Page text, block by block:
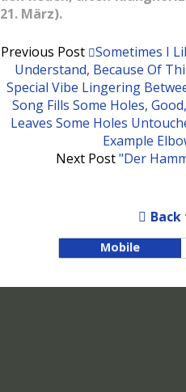
21. März).
Previous Post Sometimes I
Understand, Because Of
Special Vibe Lingering
Song Fills Some Holes,
Leaves Some Holes
Example
Next Post"Der
Mobile